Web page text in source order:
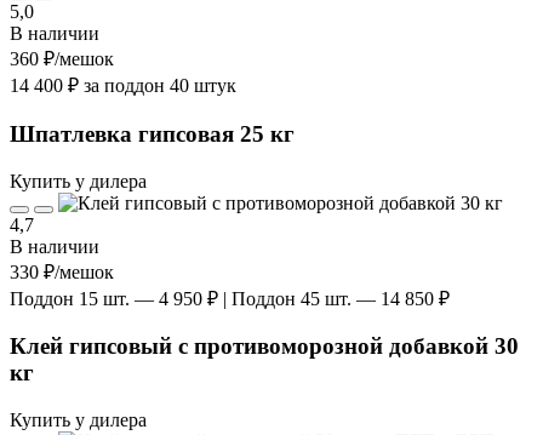
5,0
В наличии
360 ₽/мешок
14 400 ₽ за поддон 40 штук
Шпатлевка гипсовая 25 кг
Купить у дилера
4,7
В наличии
330 ₽/мешок
Поддон 15 шт. — 4 950 ₽ | Поддон 45 шт. — 14 850 ₽
Клей гипсовый с противоморозной добавкой 30
кг
Купить у дилера